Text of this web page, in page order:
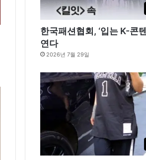
한국패션협회, ‘입는 K-콘
연다
2026년 7월 29일